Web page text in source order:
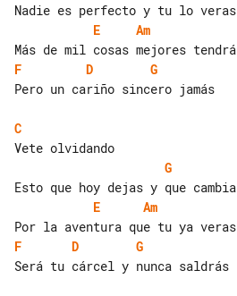
E
Am
F
D
G
Pero un cariño sincero jamás
C
G
E
Am
F
D
G
Será tu cárcel y nunca saldrás